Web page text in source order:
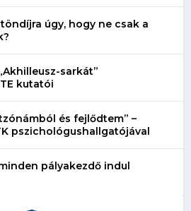
úgy, hogy ne csak a
sarkát”
kutatói
és fejlődtem” –
pszichológushallgatójával
pályakezdő indul